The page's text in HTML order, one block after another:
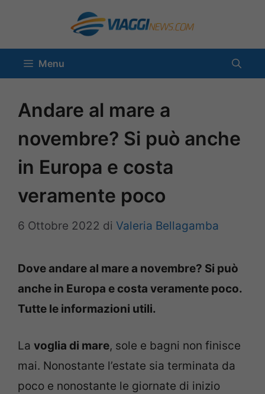
contenuto
Menu
Andare al mare a
novembre? Si può anche
in Europa e costa
veramente poco
6 Ottobre 2022 di Valeria Bellagamba
Dove andare al mare a novembre? Si può
anche in Europa e costa veramente poco.
Tutte le informazioni utili.
La voglia di mare, sole e bagni non finisce
mai. Nonostante l’estate sia terminata da
poco e nonostante le giornate di inizio